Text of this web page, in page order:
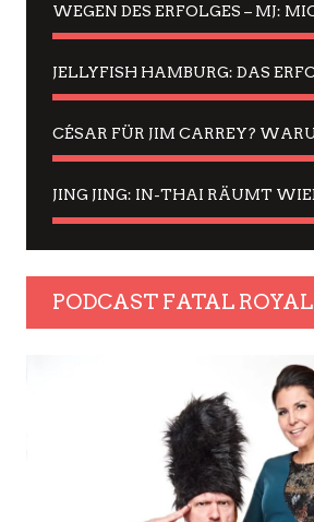
PODCAST FATAL ROYAL